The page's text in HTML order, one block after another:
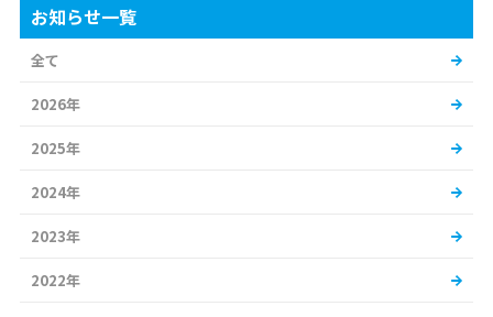
お知らせ一覧
全て
2026年
2025年
2024年
2023年
2022年